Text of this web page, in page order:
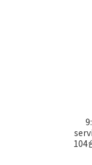
104